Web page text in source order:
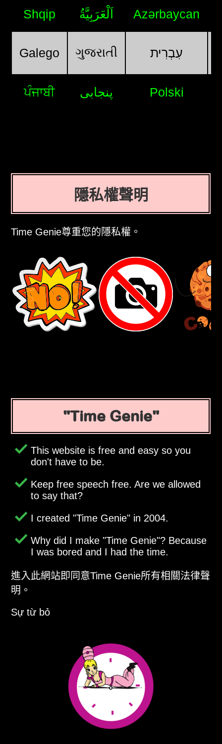
Shqip اَلْعَرَبِيَّةُ Azərbaycan
Galego ગુજરાતી עִבְרִית
ਪੰਜਾਬੀ پنجابی Polski
隱私權聲明
Time Genie尊重您的隱私權。
Time Genie
This website is free and easy so you
don't have to be.
Keep free speech free. Are we allowed
to say that?
I created Time Genie in 2004.
Why did I make Time Genie ? Because
I was bored and I had the time.
進入此網站即同意Time Genie所有相關法律聲
明。
Sự từ bỏ